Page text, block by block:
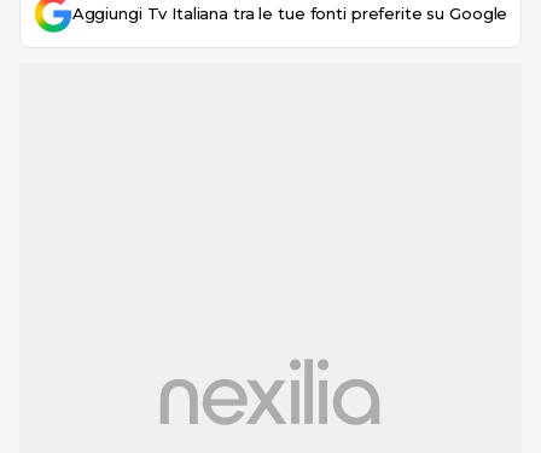
Aggiungi Tv Italiana tra le tue fonti preferite su Google